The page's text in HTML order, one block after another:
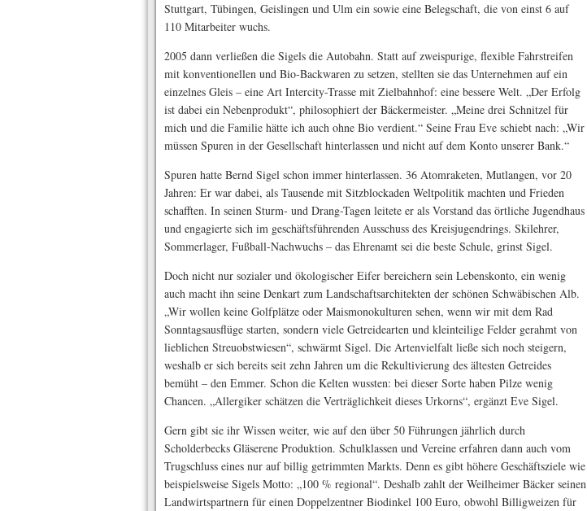
Stuttgart, Tübingen, Geislingen und Ulm ein sowie eine Belegschaft, die von einst 6 auf
110 Mitarbeiter wuchs.
2005 dann verließen die Sigels die Autobahn. Statt auf zweispurige, flexible Fahrstreifen
mit konventionellen und Bio-Backwaren zu setzen, stellten sie das Unternehmen auf ein
einzelnes Gleis – eine Art Intercity-Trasse mit Zielbahnhof: eine bessere Welt. „Der Erfolg
ist dabei ein Nebenprodukt“, philosophiert der Bäckermeister. „Meine drei Schnitzel für
mich und die Familie hätte ich auch ohne Bio verdient.“ Seine Frau Eve schiebt nach: „Wir
müssen Spuren in der Gesellschaft hinterlassen und nicht auf dem Konto unserer Bank.“
Spuren hatte Bernd Sigel schon immer hinterlassen. 36 Atomraketen, Mutlangen, vor 20
Jahren: Er war dabei, als Tausende mit Sitzblockaden Weltpolitik machten und Frieden
schafften. In seinen Sturm- und Drang-Tagen leitete er als Vorstand das örtliche Jugendhaus
und engagierte sich im geschäftsführenden Ausschuss des Kreisjugendrings. Skilehrer,
Sommerlager, Fußball-Nachwuchs – das Ehrenamt sei die beste Schule, grinst Sigel.
Doch nicht nur sozialer und ökologischer Eifer bereichern sein Lebenskonto, ein wenig
auch macht ihn seine Denkart zum Landschaftsarchitekten der schönen Schwäbischen Alb.
„Wir wollen keine Golfplätze oder Maismonokulturen sehen, wenn wir mit dem Rad
Sonntagsausflüge starten, sondern viele Getreidearten und kleinteilige Felder gerahmt von
lieblichen Streuobstwiesen“, schwärmt Sigel. Die Artenvielfalt ließe sich noch steigern,
weshalb er sich bereits seit zehn Jahren um die Rekultivierung des ältesten Getreides
bemüht – den Emmer. Schon die Kelten wussten: bei dieser Sorte haben Pilze wenig
Chancen. „Allergiker schätzen die Verträglichkeit dieses Urkorns“, ergänzt Eve Sigel.
Gern gibt sie ihr Wissen weiter, wie auf den über 50 Führungen jährlich durch
Scholderbecks Gläserene Produktion. Schulklassen und Vereine erfahren dann auch vom
Trugschluss eines nur auf billig getrimmten Markts. Denn es gibt höhere Geschäftsziele wie
beispielsweise Sigels Motto: „100 % regional“. Deshalb zahlt der Weilheimer Bäcker seinen
Landwirtspartnern für einen Doppelzentner Biodinkel 100 Euro, obwohl Billigweizen für